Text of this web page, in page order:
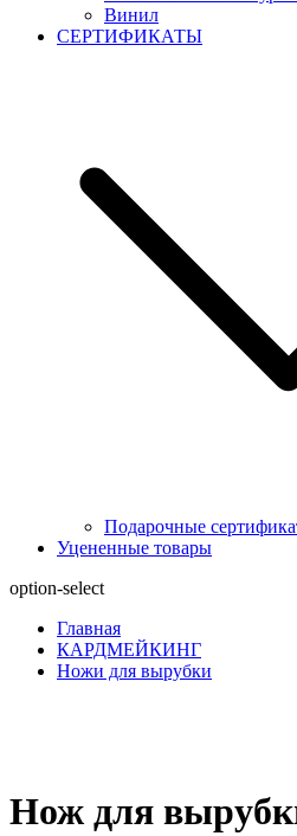
Винил
СЕРТИФИКАТЫ
Подарочные
Уцененные товары
option-select
Главная
КАРДМЕЙКИНГ
Ножи для вырубки
Нож для